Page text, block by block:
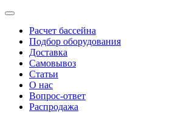
Расчет бассейна
Подбор оборудования
Доставка
Самовывоз
Статьи
О нас
Вопрос-ответ
Распродажа